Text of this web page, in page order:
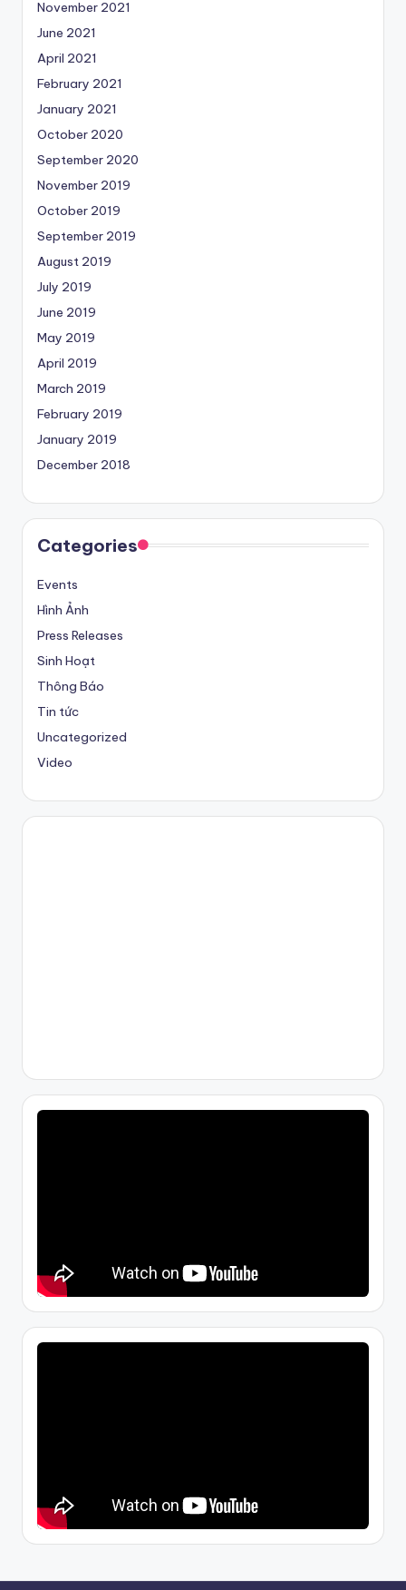
November 2021
June 2021
April 2021
February 2021
January 2021
October 2020
September 2020
November 2019
October 2019
September 2019
August 2019
July 2019
June 2019
May 2019
April 2019
March 2019
February 2019
January 2019
December 2018
Categories
Events
Hình Ảnh
Press Releases
Sinh Hoạt
Thông Báo
Tin tức
Uncategorized
Video